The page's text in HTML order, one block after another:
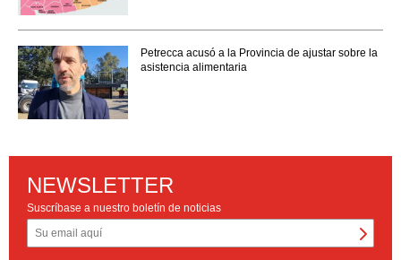
Petrecca acusó a la Provincia de ajustar sobre la
asistencia alimentaria
NEWSLETTER
Suscríbase a nuestro boletín de noticias